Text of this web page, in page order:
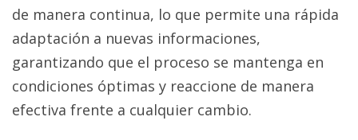
de manera continua, lo que permite una rápida
adaptación a nuevas informaciones,
garantizando que el proceso se mantenga en
condiciones óptimas y reaccione de manera
efectiva frente a cualquier cambio.